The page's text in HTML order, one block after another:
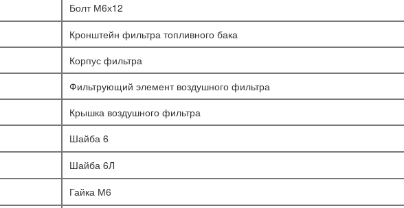
Болт М6х12
Кронштейн фильтра топливного бака
Корпус фильтра
Фильтрующий элемент воздушного фильтра
Крышка воздушного фильтра
Шайба 6
Шайба 6Л
Гайка М6